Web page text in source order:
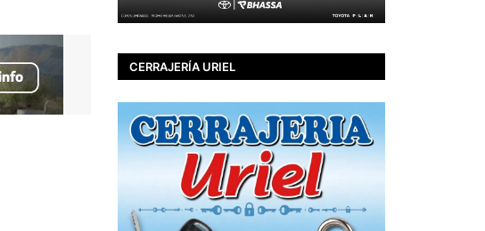
CERRAJERÍA URIEL